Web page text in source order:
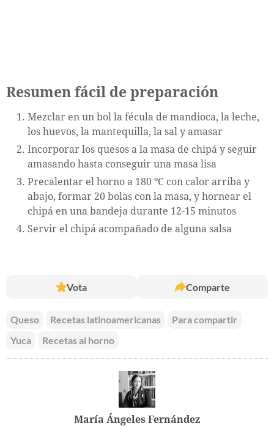
Resumen fácil de preparación
Mezclar en un bol la fécula de mandioca, la leche,
los huevos, la mantequilla, la sal y amasar
Incorporar los quesos a la masa de chipá y seguir
amasando hasta conseguir una masa lisa
Precalentar el horno a 180 ºC con calor arriba y
abajo, formar 20 bolas con la masa, y hornear el
chipá en una bandeja durante 12-15 minutos
Servir el chipá acompañado de alguna salsa
Vota Comparte
Queso Recetas latinoamericanas
Para compartir
Yuca
Recetas al horno
María Ángeles Fernández